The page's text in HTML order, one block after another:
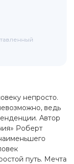
непросто.
ведь
Автор
Роберт
путь. Мечта